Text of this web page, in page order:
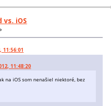
vs. iOS
11:48:20
na iOS som nenašiel niektoré, bez